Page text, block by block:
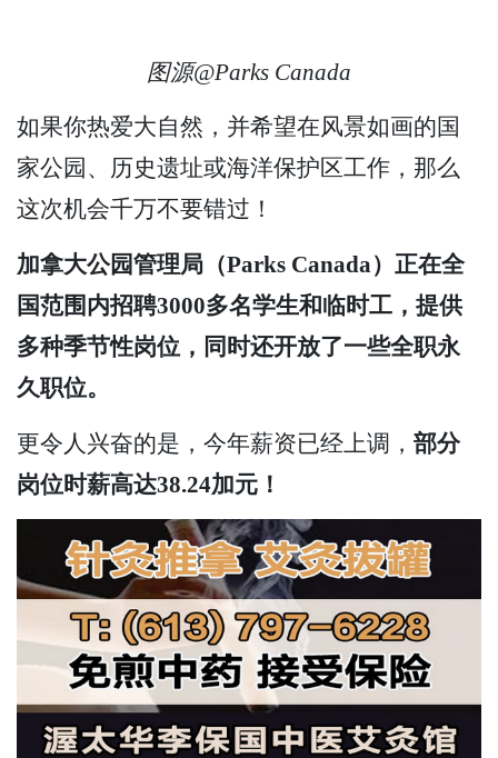
图源@Parks Canada
如果你热爱大自然，并希望在风景如画的国
家公园、历史遗址或海洋保护区工作，那么
这次机会千万不要错过！
加拿大公园管理局（Parks Canada）正在全
国范围内招聘3000多名学生和临时工，提供
多种季节性岗位，同时还开放了一些全职永
久职位。
更令人兴奋的是，今年薪资已经上调， 部分
岗位时薪高达38.24加元！